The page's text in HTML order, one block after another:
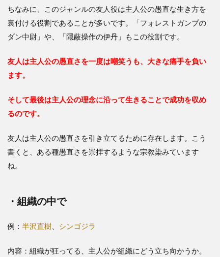
ちなみに、このジャンルの友人役は主人公の愚直な生き方を
裏付ける役割であることが多いです。「フォレストガンプの
ダン中尉」や、「隠蔽操作の伊丹」もこの役割です。
友人は主人公の愚直さを一度は嘲笑うも、大きな痛手を負い
ます。
そして最後は主人公の理念に沿って生きることで成功を収め
るのです。
友人は主人公の愚直さを引き立てるために存在します。こう
書くと、ある種愚直さを崇拝するような宗教染みています
ね。
・組織の中で
例： 半沢直樹 シンゴジラ
内容：組織が狂ってる、主人公が組織にどう立ち向かうか。